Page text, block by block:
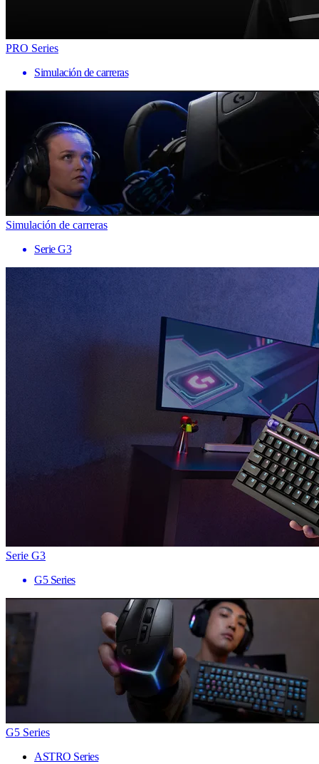
PRO Series
Simulación de carreras
Simulación de carreras
Serie G3
Serie G3
G5 Series
G5 Series
ASTRO Series